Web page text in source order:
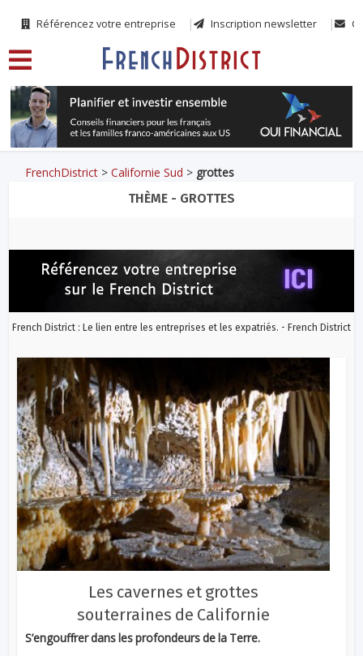
Référencez votre entreprise Inscription newsletter
FrenchDistrict >Californie Sud > grottes
THÈME - GROTTES
French District : Le lien entre les entreprises et les expatriés. - French District
Les cavernes et grottes
souterraines de Californie
S’engouffrer dans les profondeurs de la Terre.